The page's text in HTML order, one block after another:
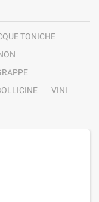
TONICHE
VINI